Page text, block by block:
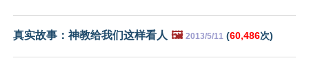
真实故事：神教给我们这样看人 🖼️ 2013/5/11 (60,486次)